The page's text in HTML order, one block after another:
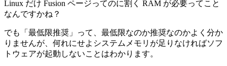
Linux だけ Fusion ページってのに割く RAM が必要ってこと
なんですかね？
でも「最低限推奨」って、最低限なのか推奨なのかよく分か
りませんが、何れにせよシステムメモリが足りなければソフ
トウェアが起動しないことはわかります。